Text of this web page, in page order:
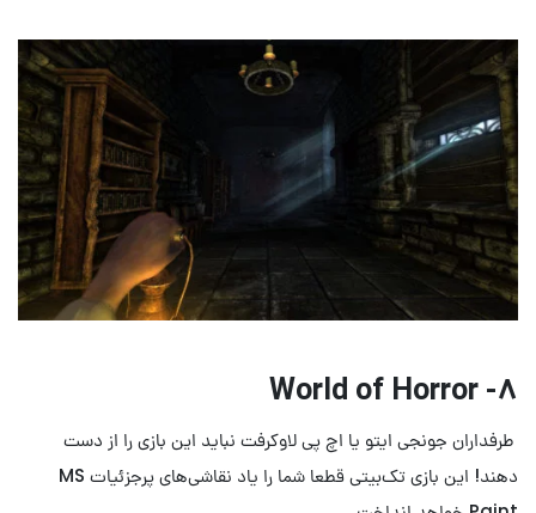
۸- World of Horror
طرفداران جونجی ایتو یا اچ پی لاوکرفت نباید این بازی را از دست
دهند! این بازی تک‌بیتی قطعا شما را یاد نقاشی‌های پرجزئیات MS